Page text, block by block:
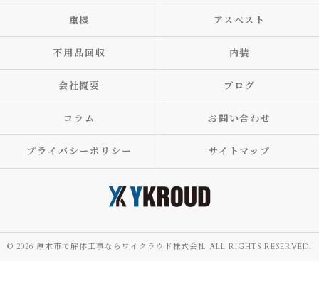
重機 アスベスト
不用品回収 内装
会社概要 ブログ
コラム お問い合わせ
プライバシーポリシー サイトマップ
© 2026 厚木市で解体工事ならワイクラウド株式会社 ALL RIGHTS RESERVED.